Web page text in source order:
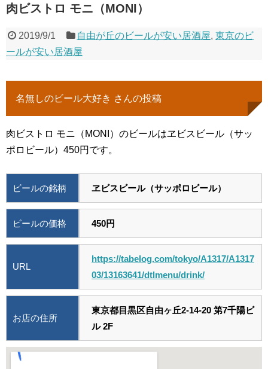
肉ビストロ モニ（MONI）
2019/9/1 自由が丘のビールが安い居酒屋,東京のビ
ールが安い居酒屋
名無しのビール大好き さんの投稿
肉ビストロ モニ（MONI）のビールはヱビスビール（サッ
ポロビール）450円です。
ビールの銘柄 ヱビスビール（サッポロビール）
ビールの価格 450円
URL
https://tabelog.com/tokyo/A1317/A1317
03/13163641/dtlmenu/drink/
お店の住所
東京都目黒区自由ヶ丘2-14-20 第7千陽ビ
ル 2F